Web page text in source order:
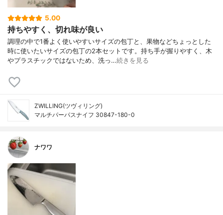
5.00
持ちやすく、切れ味が良い
調理の中で1番よく使いやすいサイズの包丁と、果物などちょっとした
時に使いたいサイズの包丁の2本セットです。持ち手が握りやすく、木
やプラスチックではないため、洗っ…続きを見る
ZWILLING(ツヴィリング)
マルチパーパスナイフ 30847-180-0
ナワワ